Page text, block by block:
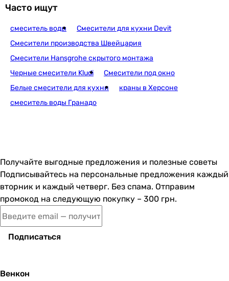
Часто ищут
смеситель воды
Смесители для кухни Devit
Смесители производства Швейцария
Смесители Hansgrohe скрытого монтажа
Черные смесители Kludi
Смесители под окно
Белые смесители для кухни
краны в Херсоне
смеситель воды Гранадо
Получайте выгодные предложения и полезные советы
Подписывайтесь на персональные предложения каждый
вторник и каждый четверг. Без спама. Отправим
промокод на следующую покупку – 300 грн.
Подписаться
Венкон